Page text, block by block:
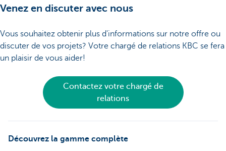
Venez en discuter avec nous
Vous souhaitez obtenir plus d'informations sur notre offre ou
discuter de vos projets? Votre chargé de relations KBC se fera
un plaisir de vous aider!
Contactez votre chargé de
relations
Découvrez la gamme complète